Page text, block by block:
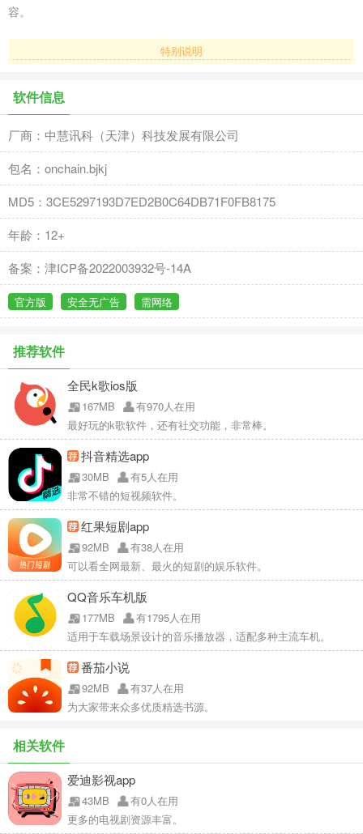
容。
特别说明
软件信息
厂商：中慧讯科（天津）科技发展有限公司
包名：onchain.bjkj
MD5：3CE5297193D7ED2B0C64DB71F0FB8175
年龄：12+
备案：津ICP备2022003932号-14A
官方版 安全无广告 需网络
推荐软件
全民k歌ios版
167MB
有970人在用
最好玩的k歌软件，还有社交功能，非常棒。
抖音精选app
30MB
有5人在用
非常不错的短视频软件。
红果短剧app
92MB
有38人在用
可以看全网最新、最火的短剧的娱乐软件。
QQ音乐车机版
177MB
有1795人在用
适用于车载场景设计的音乐播放器，适配多种主流车机。
番茄小说
92MB
有37人在用
为大家带来众多优质精选书源。
相关软件
爱迪影视app
43MB
有0人在用
更多的电视剧资源丰富。